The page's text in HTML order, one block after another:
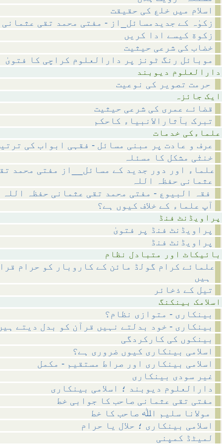
اسلام میں خلع کی حقیقت
زکوٰہ کے جدیدمسائل_از - مفتی محمد تقی عثمانی
زکوة کیسے ادا کریں
خضاب کی شرعی حیثیت
موبائل رنگ ٹونز پر دارالعلوم کراچی کا فتویٰ
قضائے عمری کی شرعی حیثیت
تبرک بآثارالانبیاء کاحکم
عرف و عادت پر مبنی مسائل - فقہی ابواب کی
خنثٰی مشکل کا مسئلہ
علماء اور دور جدید کے مسائل__از مفتی محمد
عثمانی حفظہ اللہ
آپ علماء کے خلاف کیوں ہے؟
پراویڈنٹ فنڈ پر فتویٰ
پراویڈنٹ فنڈ
علمائے کرام گولڈ مائن کے کاروبار کو حرام
تیل کے ذخائر
بینکاری - متوازی نظام؟
بینکاری - خود بدلتے نہیں قرآن کو بدل دیتے
بینکوں کی کارکردگی
اسلامی بینکاری کیوں ضروری ہے؟
اسلامی بینکاری اور صراط مستقیم - مکمل
غیر سودی بینکاری
دارالعلوم دیوبند ؛ اسلامی بینکاری
مفتی تقی عثمانی صاحب کا جوابی خط
اسلامی بینکاری ؛ حلال یا حرام
لمیٹڈ کمپنی